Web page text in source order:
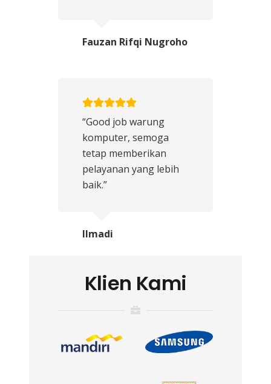
Fauzan Rifqi Nugroho
“Good job warung
komputer, semoga
tetap memberikan
pelayanan yang lebih
baik.”
Ilmadi
Klien Kami